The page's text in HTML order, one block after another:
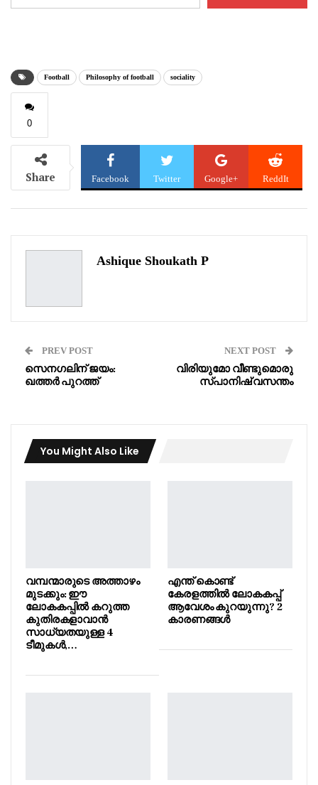
your
Football Philosophy of football sociality
0
Share Facebook Twitter Google+ ReddIt
Ashique Shoukath P
PREV POST
സെനഗലിന് ജയം:
ഖത്തർ പുറത്ത്
NEXT POST
വിരിയുമോ വീണ്ടുമൊരു
സ്പാനിഷ് വസന്തം
You Might Also Like
വമ്പന്മാരുടെ അത്താഴം
മുടക്കും: ഈ
ലോകകപ്പിൽ കറുത്ത
കുതിരകളാവാൻ
സാധ്യതയുള്ള 4
ടീമുകൾ,…
എന്ത് കൊണ്ട്
കേരളത്തിൽ ലോകകപ്പ്
ആവേശം കുറയുന്നു? 2
കാരണങ്ങൾ